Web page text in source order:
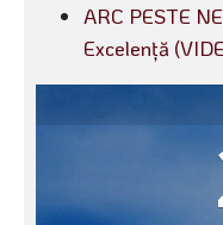
ARC PESTE
Excelență